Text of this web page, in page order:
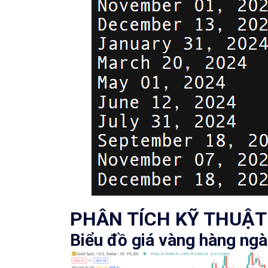
PHÂN TÍCH KỸ THUẬT
Biểu đồ giá vàng hàng